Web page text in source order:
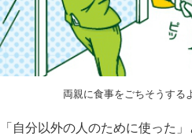
両親に食事をごちそうする
自分以外の人のために使った